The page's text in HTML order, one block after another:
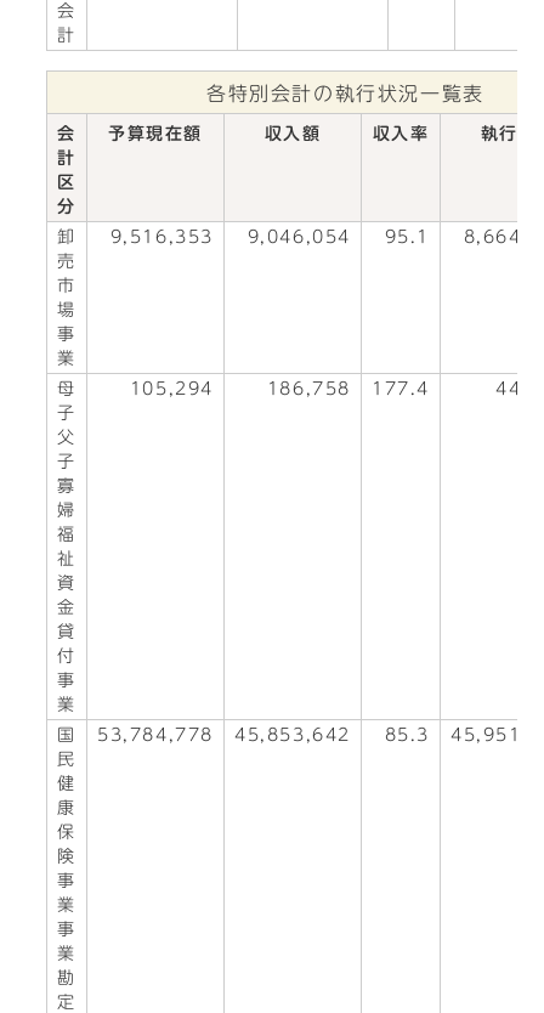
会
計
各特別会計の執行状況一覧表
会
計
区
分
予算現在額 収入額 収入率 執行額
卸
売
市
場
事
業
9,516,353 9,046,054 95.1
母
子
父
子
寡
婦
福
祉
資
金
貸
付
事
業
105,294 186,758 177.4
国
民
健
康
保
険
事
業
事
業
勘
定
53,784,778 45,853,642 85.3